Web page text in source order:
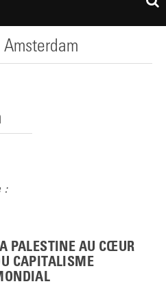
:
PALESTINE AU CŒUR
CAPITALISME